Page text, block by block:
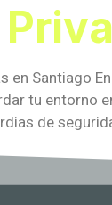
en Santiago
tu entorno
de